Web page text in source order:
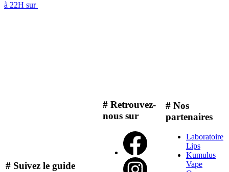
à 22H sur
# Suivez le guide
# Retrouvez-
nous sur
# Nos
partenaires
Laboratoire
Lips
Kumulus
Vape